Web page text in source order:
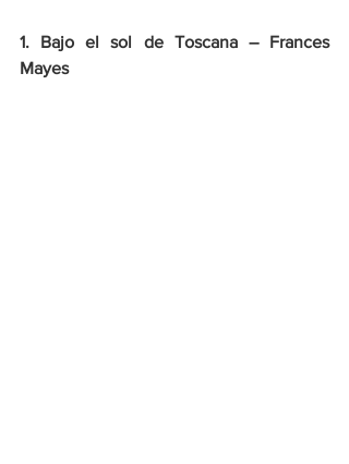
1. Bajo el sol de Toscana – Frances
Mayes